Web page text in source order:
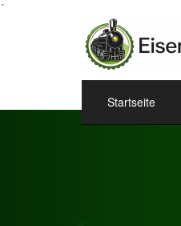
´
Startseite
Previous